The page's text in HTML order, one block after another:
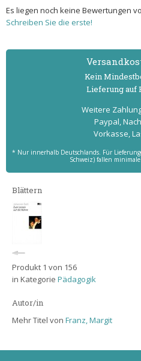
Es liegen noch keine Bewertungen
Schreiben Sie die erste!
Kein
Lieferung auf
Weitere
Paypal,
Vorkasse,
* Nur innerhalb Deutschlands. Für
Schweiz) fallen
Blättern
Produkt 1 von 156
in Kategorie Pädagogik
Autor/in
Mehr Titel von Franz, Margit